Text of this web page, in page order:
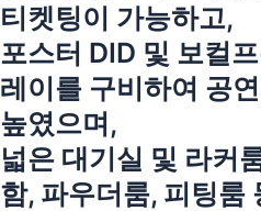
티켓팅이 가능하고,
포스터 DID 및 보컬
레이를 구비하여 공
높였으며,
넓은 대기실 및 라커
함, 파우더룸, 피팅룸